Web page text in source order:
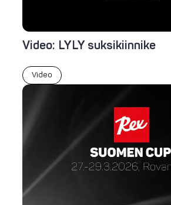
Video: LYLY suksikiinnike
Video